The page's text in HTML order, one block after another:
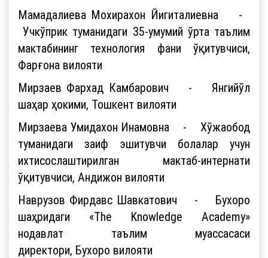
Мамадалиева Мохирахон Йигиталиевна -
Учкўприк туманидаги 35-умумий ўрта таълим
мактабининг технология фани ўқитувчиси,
Фарғона вилояти
Мирзаев Фархад Камбарович - Янгийўл
шаҳар ҳокими, Тошкент вилояти
Мирзаева Умидахон Инамовна - Хўжаобод
туманидаги заиф эшитувчи болалар учун
ихтисослаштирилган мактаб-интернати
ўқитувчиси, Андижон вилояти
Наврузов Фирдавс Шавкатович - Бухоро
шаҳридаги «The Knowledge Academy»
нодавлат таълим муассасаси
директори, Бухоро вилояти